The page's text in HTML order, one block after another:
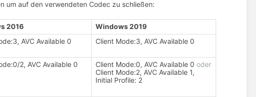
um auf den verwendeten Codec zu schließen:
2016
Windows 2019
AVC Available 0 Client Mode:3, AVC Available 0
2, AVC Available 0 Client Mode:0, AVC Available 0oder
Client Mode:2, AVC Available 1,
Initial Profile: 2